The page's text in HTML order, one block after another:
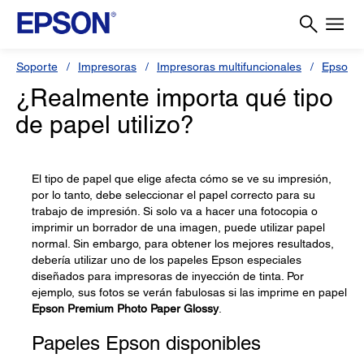
Soporte Impresoras Impresoras multifuncionales Epson L
¿Realmente importa qué tipo
de papel utilizo?
El tipo de papel que elige afecta cómo se ve su impresión,
por lo tanto, debe seleccionar el papel correcto para su
trabajo de impresión. Si solo va a hacer una fotocopia o
imprimir un borrador de una imagen, puede utilizar papel
normal. Sin embargo, para obtener los mejores resultados,
debería utilizar uno de los papeles Epson especiales
diseñados para impresoras de inyección de tinta. Por
ejemplo, sus fotos se verán fabulosas si las imprime en papel
Epson Premium Photo Paper Glossy.
Papeles Epson disponibles